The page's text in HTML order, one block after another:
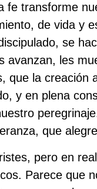
fe transforme
de vida y
se
avanzan, les
que la creación
y en plena
que
pero en
Parece que